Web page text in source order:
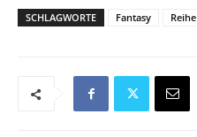
SCHLAGWORTE Fantasy Reihe